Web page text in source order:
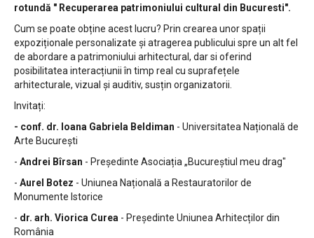
rotundă " Recuperarea patrimoniului cultural din Bucuresti".
Cum se poate obține acest lucru? Prin crearea unor spații
expoziționale personalizate și atragerea publicului spre un alt fel
de abordare a patrimoniului arhitectural, dar si oferind
posibilitatea interacțiunii în timp real cu suprafețele
arhitecturale, vizual și auditiv, susțin organizatorii.
Invitați:
- conf. dr. Ioana Gabriela Beldiman - Universitatea Națională de
Arte București
- Andrei Bîrsan - Președinte Asociația „Bucureștiul meu drag"
- Aurel Botez - Uniunea Națională a Restauratorilor de
Monumente Istorice
- dr. arh. Viorica Curea - Președinte Uniunea Arhitecților din
România